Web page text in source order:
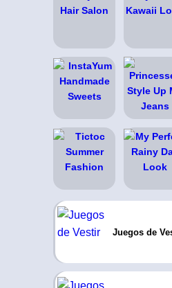
Juegos de